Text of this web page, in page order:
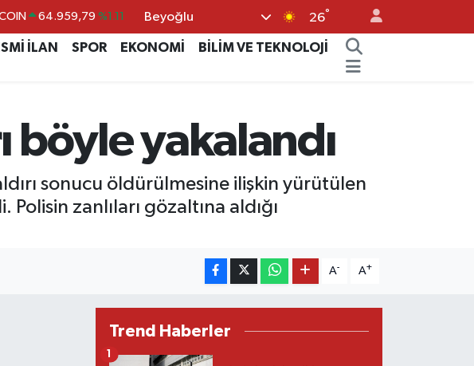
64.959,79 %1.11
47,7436 %0.18
6660.55 %0.03
BİST100 13.779 %-14
Beyoğlu 26°
İLAN SPOR EKONOMİ
BİLİM VE TEKNOLOJİ
böyle yakalandı
sonucu öldürülmesine ilişkin yürütülen
zanlıları gözaltına aldığı
A- A+
Trend Haberler
1